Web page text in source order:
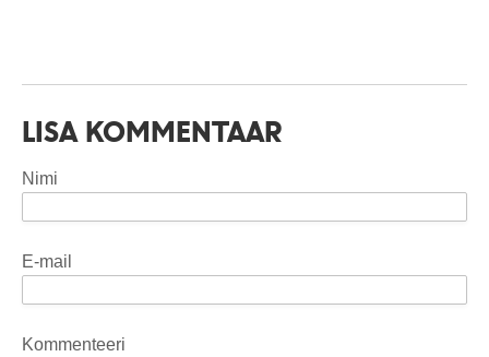
LISA KOMMENTAAR
Nimi
E-mail
Kommenteeri